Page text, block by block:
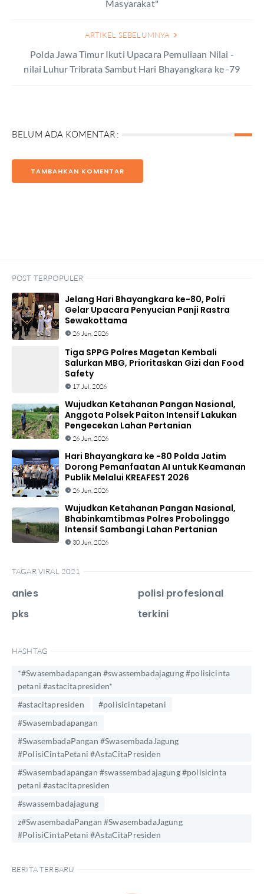
Masyarakat"
ARTIKEL SEBELUMNYA
Polda Jawa Timur Ikuti Upacara Pemuliaan Nilai -
nilai Luhur Tribrata Sambut Hari Bhayangkara ke -79
BELUM ADA KOMENTAR :
TAMBAHKAN KOMENTAR
POST TERPOPULER
Jelang Hari Bhayangkara ke-80, Polri
Gelar Upacara Penyucian Panji Rastra
Sewakottama
26 Jun, 2026
Tiga SPPG Polres Magetan Kembali
Salurkan MBG, Prioritaskan Gizi dan Food
Safety
17 Jul, 2026
Wujudkan Ketahanan Pangan Nasional,
Anggota Polsek Paiton Intensif Lakukan
Pengecekan Lahan Pertanian
26 Jun, 2026
Hari Bhayangkara ke -80 Polda Jatim
Dorong Pemanfaatan AI untuk Keamanan
Publik Melalui KREAFEST 2026
26 Jun, 2026
Wujudkan Ketahanan Pangan Nasional,
Bhabinkamtibmas Polres Probolinggo
Intensif Sambangi Lahan Pertanian
30 Jun, 2026
TAGAR VIRAL 2021
anies
pks
polisi profesional
terkini
HASHTAG
*#Swasembadapangan #swassembadajagung #polisicinta
petani #astacitapresiden*
#astacitapresiden
#polisicintapetani
#Swasembadapangan
#SwasembadaPangan #SwasembadaJagung
#PolisiCintaPetani #AstaCitaPresiden
#Swasembadapangan #swassembadajagung #polisicinta
petani #astacitapresiden
#swassembadajagung
z#SwasembadaPangan #SwasembadaJagung
#PolisiCintaPetani #AstaCitaPresiden
BERITA TERBARU